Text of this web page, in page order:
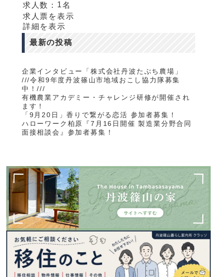
求人数： 1名
求人票を表示
詳細を表示
最新の投稿
企業インタビュー「株式会社丹波たぶち農場」
///令和9年度丹波篠山市地域おこし協力隊募集
中！///
有機農業アカデミー・チャレンジ研修が開催され
ます！
「9月20日」香りで繋がる恋活 参加者募集！
ハローワーク柏原『7月16日開催 製造業分野合同
面接相談会』参加者募集！